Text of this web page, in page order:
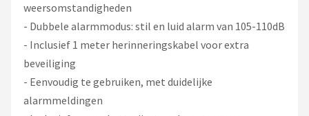
weersomstandigheden
- Dubbele alarmmodus: stil en luid alarm van 105-110dB
- Inclusief 1 meter herinneringskabel voor extra
beveiliging
- Eenvoudig te gebruiken, met duidelijke
alarmmeldingen